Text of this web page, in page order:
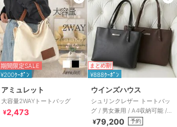
期間限定SALE
¥200ｸｰﾎﾟﾝ
アミュレット
大容量2WAYトートバッグ
¥2,473
まとめ割
¥888ｸｰﾎﾟﾝ
ウインズハウス
シュリンクレザー トートバッ
グ / 男女兼用 / A4収納可能 /
牛革
¥79,200 予約